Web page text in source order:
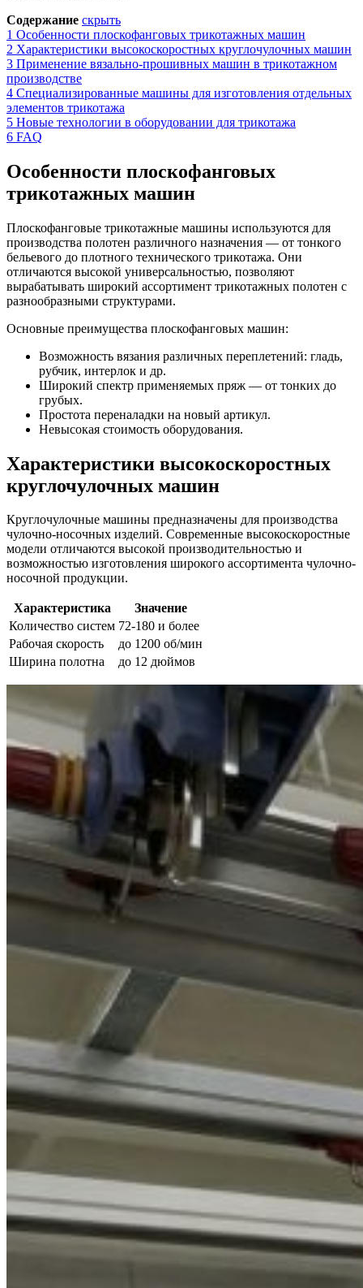
Содержание скрыть
1 Особенности плоскофанговых трикотажных машин
2 Характеристики высокоскоростных круглочулочных машин
3 Применение вязально-прошивных машин в трикотажном
производстве
4 Специализированные машины для изготовления отдельных
элементов трикотажа
5 Новые технологии в оборудовании для трикотажа
6 FAQ
Особенности плоскофанговых
трикотажных машин
Плоскофанговые трикотажные машины используются для
производства полотен различного назначения — от тонкого
бельевого до плотного технического трикотажа. Они
отличаются высокой универсальностью, позволяют
вырабатывать широкий ассортимент трикотажных полотен с
разнообразными структурами.
Основные преимущества плоскофанговых машин:
Возможность вязания различных переплетений: гладь,
рубчик, интерлок и др.
Широкий спектр применяемых пряж — от тонких до
грубых.
Простота переналадки на новый артикул.
Невысокая стоимость оборудования.
Характеристики высокоскоростных
круглочулочных машин
Круглочулочные машины предназначены для производства
чулочно-носочных изделий. Современные высокоскоростные
модели отличаются высокой производительностью и
возможностью изготовления широкого ассортимента чулочно-
носочной продукции.
Характеристика
Значение
Количество систем 72-180 и более
Рабочая скорость
до 1200 об/мин
Ширина полотна
до 12 дюймов